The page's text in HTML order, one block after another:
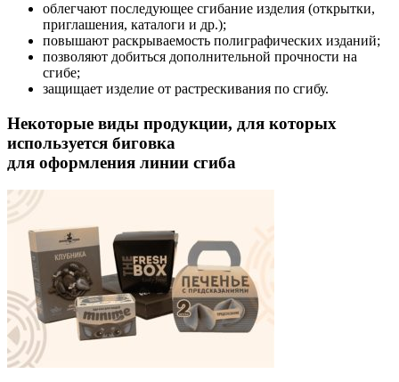
облегчают последующее сгибание изделия (открытки,
приглашения, каталоги и др.);
повышают раскрываемость полиграфических изданий;
позволяют добиться дополнительной прочности на
сгибе;
защищает изделие от растрескивания по сгибу.
Некоторые виды продукции, для которых
используется биговка
для оформления линии сгиба